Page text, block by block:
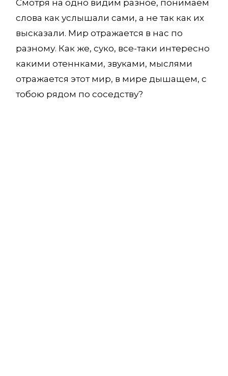
Смотря на одно видим разное, понимаем
слова как услышали сами, а не так как их
высказали. Мир отражается в нас по
разному. Как же, суко, все-таки интересно
какими отеннками, звуками, мыслями
отражается этот мир, в мире дышащем, с
тобою рядом по соседству?